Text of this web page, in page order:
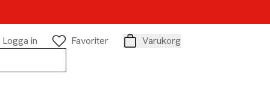
Logga in
Favoriter
Varukorg